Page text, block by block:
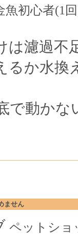
魚初心者(1回
は濾過不
るか水換
で動かな
ません
ペットショ